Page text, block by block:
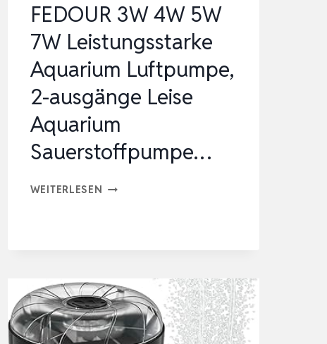
LEISER
EINS…
FEDOUR 3W 4W 5W
7W Leistungsstarke
Aquarium Luftpumpe,
2-ausgänge Leise
Aquarium
Sauerstoffpumpe…
WEITERLESEN FEDOUR
LEISTUNGSSTARKE
AQUARIUM
LUFTPUMPE,